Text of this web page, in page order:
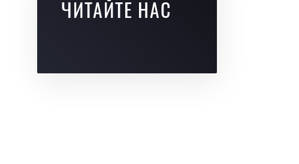
ЧИТАЙТЕ НАС